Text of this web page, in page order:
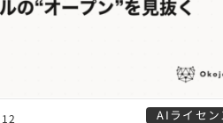
AIライセ